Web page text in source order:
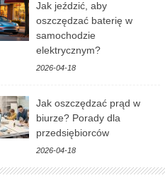
Jak jeździć, aby
oszczędzać baterię w
samochodzie
elektrycznym?
2026-04-18
Jak oszczędzać prąd w
biurze? Porady dla
przedsiębiorców
2026-04-18